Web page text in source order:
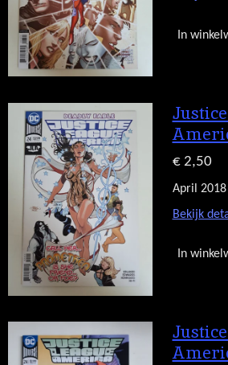
In
€ 2,50
April 2018
Bekijk
In